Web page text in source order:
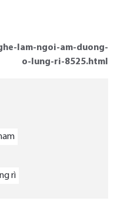
lam-ngoi-am-duong-
o-lung-ri-8525.html
rì